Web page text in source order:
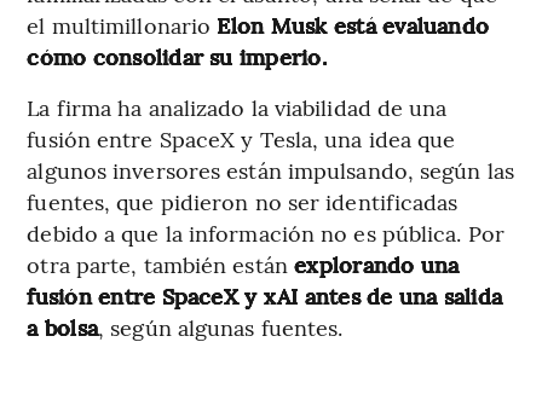
el multimillonario Elon Musk está evaluando
cómo consolidar su imperio.
La firma ha analizado la viabilidad de una
fusión entre SpaceX y Tesla, una idea que
algunos inversores están impulsando, según las
fuentes, que pidieron no ser identificadas
debido a que la información no es pública. Por
otra parte, también estánexplorando una
fusión entre SpaceX y xAI antes de una salida
a bolsa, según algunas fuentes.